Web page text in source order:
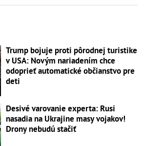
Trump bojuje proti pôrodnej turistike
v USA: Novým nariadením chce
odoprieť automatické občianstvo pre
deti
Desivé varovanie experta: Rusi
nasadia na Ukrajine masy vojakov!
Drony nebudú stačiť